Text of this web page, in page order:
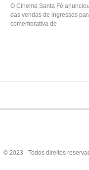
O Cinema Santa Fé
das vendas de ingressos
comemorativa de
© 2023 - Todos direitos